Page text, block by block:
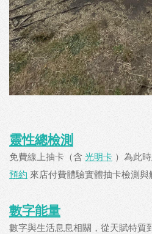
靈性總檢測
免費線上抽卡（含 光明卡 ）為此
預約 來店付費體驗實體抽卡檢測與
數字能量
數字與生活息息相關，從天賦特質